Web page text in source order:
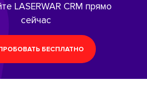
LASERWAR CRM прямо
сейчас
БЕСПЛАТНО